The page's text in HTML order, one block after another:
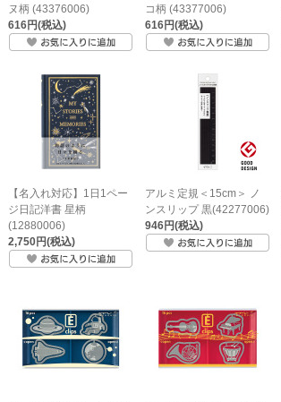
ヌ柄 (43376006)
616円(税込)
コ柄 (43377006)
616円(税込)
【名入れ対応】1日1ペー
ジ日記洋書 星柄
(12880006)
2,750円(税込)
アルミ定規＜15cm＞ ノ
ンスリップ 黒(42277006)
946円(税込)